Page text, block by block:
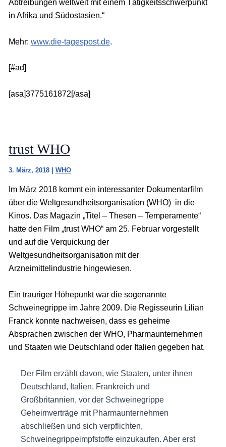
Abtreibungen weltweit mit einem Tätigkeitsschwerpunkt
in Afrika und Südostasien.“
Mehr: www.die-tagespost.de.
[#ad]
[asa]3775161872[/asa]
trust WHO
3. März, 2018 WHO
Im März 2018 kommt ein interessanter Dokumentarfilm
über die Weltgesundheitsorganisation (WHO) in die
Kinos. Das Magazin „Titel – Thesen – Temperamente“
hatte den Film „trust WHO“ am 25. Februar vorgestellt
und auf die Verquickung der
Weltgesundheitsorganisation mit der
Arzneimittelindustrie hingewiesen.
Ein trauriger Höhepunkt war die sogenannte
Schweinegrippe im Jahre 2009. Die Regisseurin Lilian
Franck konnte nachweisen, dass es geheime
Absprachen zwischen der WHO, Pharmaunternehmen
und Staaten wie Deutschland oder Italien gegeben hat.
Der Film erzählt davon, wie Staaten, unter ihnen
Deutschland, Italien, Frankreich und
Großbritannien, vor der Schweinegrippe
Geheimverträge mit Pharmaunternehmen
abschließen und sich verpflichten,
Schweinegrippeimpfstoffe einzukaufen. Aber erst